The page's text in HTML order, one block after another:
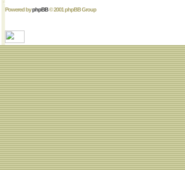
Powered byphpBB© 2001 phpBB Group